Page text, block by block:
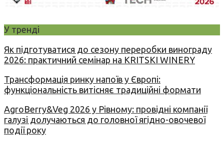
У тренді
Як підготуватися до сезону переробки винограду
2026: практичний семінар на KRITSKI WINERY
Трансформація ринку напоїв у Європі:
функціональність витісняє традиційні формати
AgroBerry&Veg 2026 у Рівному: провідні компанії
галузі долучаються до головної ягідно-овочевої
події року